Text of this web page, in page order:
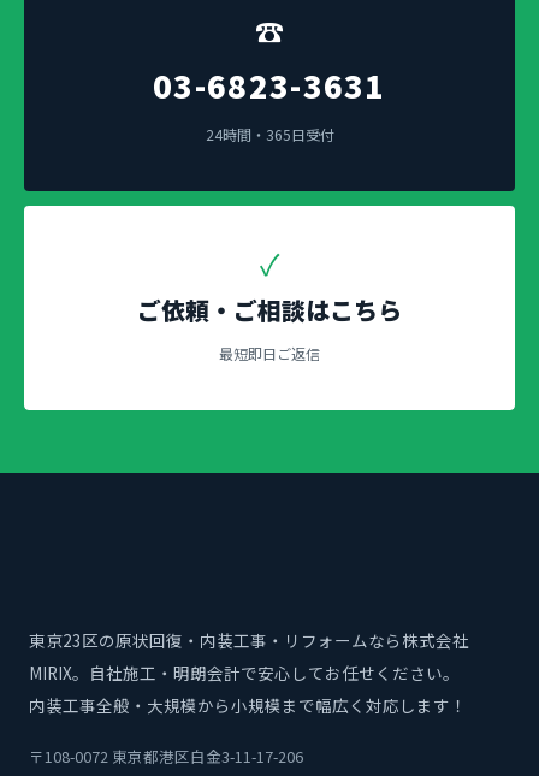
☎
03-6823-3631
24時間・365日受付
✓
ご依頼・ご相談はこちら
最短即日ご返信
東京23区の原状回復・内装工事・リフォームなら株式会社
MIRIX。自社施工・明朗会計で安心してお任せください。
内装工事全般・大規模から小規模まで幅広く対応します！
〒108-0072 東京都港区白金3-11-17-206